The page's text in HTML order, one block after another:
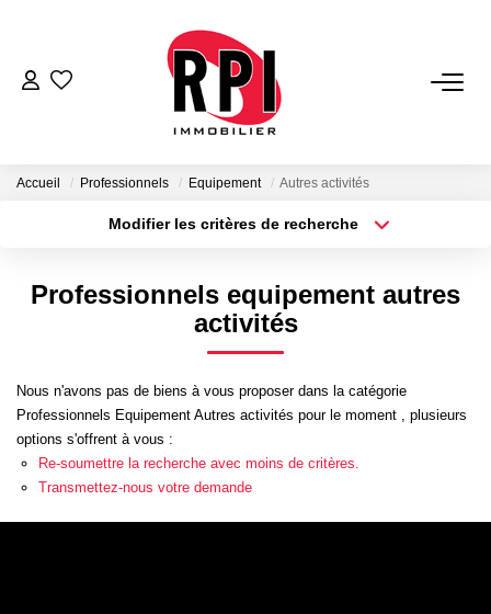
VENTES
LOCATIONS
NOS SERVICES
Estimation
Biens Vendus
Expertise Immobilière
Accueil Professionnels Equipement Autres activités
Modifier les critères de recherche
Type de bien
Surface min
Créer une alerte
Professionnels equipement autres
activités
Nous n'avons pas de biens à vous proposer dans la catégorie
Professionnels Equipement Autres activités pour le moment , plusieurs
options s'offrent à vous :
Re-soumettre la recherche avec moins de critères.
Transmettez-nous votre demande